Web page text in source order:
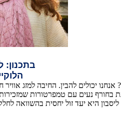
5.
יכולים להבין. החיבה למזג
בחורף נעים עם טמפרטורות
היא יעד זול יחסית בהשוואה